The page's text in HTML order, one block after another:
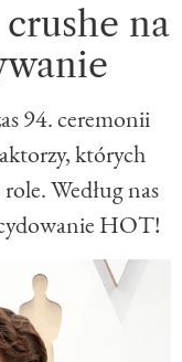
na
94. ceremonii
których
Według nas
HOT!